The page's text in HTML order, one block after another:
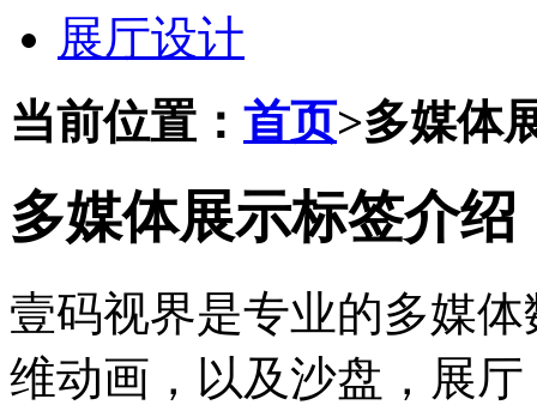
展厅设计
当前位置： 首页>多媒体
多媒体展示标签介绍
壹码视界是专业的多媒
维动画，以及沙盘，展